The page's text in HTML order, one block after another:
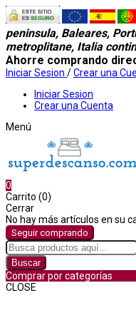
peninsula, Baleares,
metroplitane, Italia
Ahorre comprando
Iniciar Sesion /Crear una
Iniciar Sesion
Crear una Cuenta
Menú
0
Carrito (0)
Cerrar
No hay más artículos en su
Seguir comprando
Buscar
Comprar por categorías
CLOSE